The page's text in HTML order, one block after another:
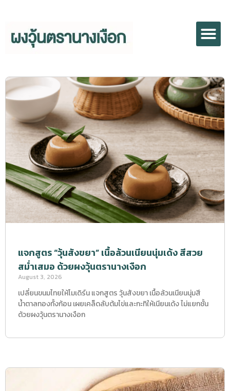
แจกสูตร “วุ้นสังขยา” เนื้อล้วนเนียนนุ่มเด้ง สีสวย
สม่ำเสมอ ด้วยผงวุ้นตรานางเงือก
August 3, 2026
เปลี่ยนขนมไทยให้โมเดิร์น แจกสูตร วุ้นสังขยา เนื้อล้วนเนียนนุ่มสี
น้ำตาลทองทั้งก้อน เผยเคล็ดลับต้มไข่และกะทิให้เนียนเด้ง ไม่แยกชั้น
ด้วยผงวุ้นตรานางเงือก